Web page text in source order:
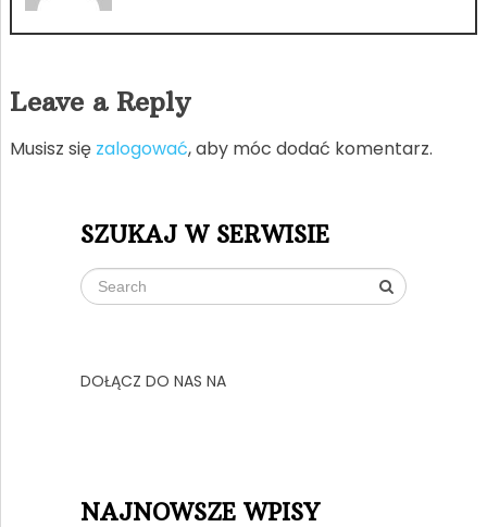
Leave a Reply
Musisz się zalogować, aby móc dodać komentarz.
SZUKAJ W SERWISIE
DOŁĄCZ DO NAS NA
NAJNOWSZE WPISY